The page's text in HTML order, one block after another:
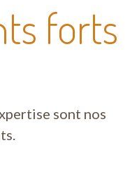
forts
sont nos